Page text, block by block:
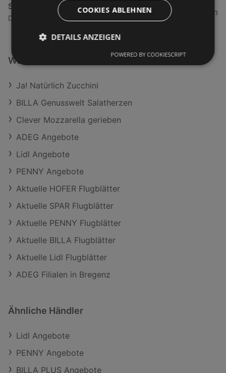
Spar Supermarkt
Dorfstraße 46, 6972 Fußach
5,02 km
Weiterführende Links
Ja! Natürlich Zucchini
BILLA Genusswelt Salatherzen
Clever Mozzarella gerieben
ADEG Angebote
Lidl Angebote
PENNY Angebote
Aktuelle HOFER Flugblätter
Aktuelle SPAR Flugblätter
Aktuelle PENNY Flugblätter
Aktuelle BILLA Flugblätter
Aktuelle Lidl Flugblätter
ADEG Filialen in Bregenz
Ähnliche Händler
Lidl Angebote
PENNY Angebote
BILLA PLUS Angebote
COOKIES ABLEHNEN
DETAILS ANZEIGEN
POWERED BY COOKIESCRIPT